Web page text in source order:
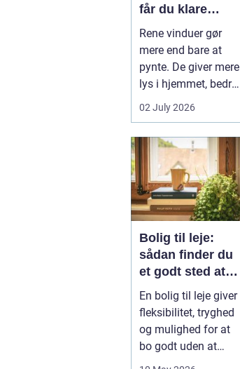
får du klare
ruder året rundt
Rene vinduer gør
mere end bare at
pynte. De giver mere
lys i hjemmet, bedre
udsigt og et p&ae...
02 July 2026
Bolig til leje:
sådan finder du
et godt sted at
bo
En bolig til leje giver
fleksibilitet, tryghed
og mulighed for at
bo godt uden at